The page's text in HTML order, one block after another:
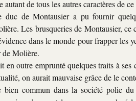
autant de tous les autres caractères de
duc de Montausier a pu fournir
Les brusqueries de Montausier,
dans le monde pour frapper les
de Molière.
en outre emprunté quelques traits à
on aurait mauvaise grâce de le
bien commun dans la société polie